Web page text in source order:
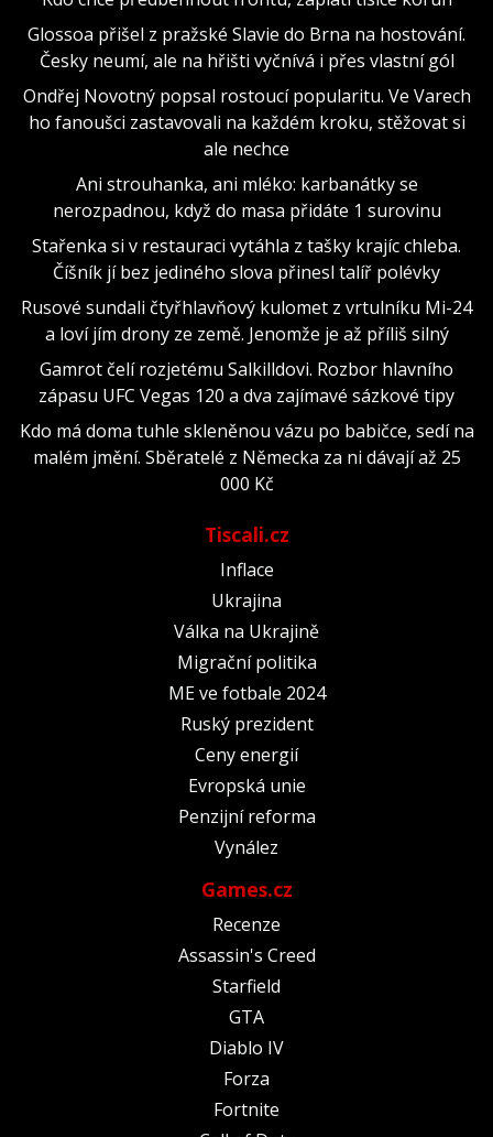
Glossoa přišel z pražské Slavie do Brna na hostování.
Česky neumí, ale na hřišti vyčnívá i přes vlastní gól
Ondřej Novotný popsal rostoucí popularitu. Ve Varech
ho fanoušci zastavovali na každém kroku, stěžovat si
ale nechce
Ani strouhanka, ani mléko: karbanátky se
nerozpadnou, když do masa přidáte 1 surovinu
Stařenka si v restauraci vytáhla z tašky krajíc chleba.
Číšník jí bez jediného slova přinesl talíř polévky
Rusové sundali čtyřhlavňový kulomet z vrtulníku Mi-24
a loví jím drony ze země. Jenomže je až příliš silný
Gamrot čelí rozjetému Salkilldovi. Rozbor hlavního
zápasu UFC Vegas 120 a dva zajímavé sázkové tipy
Kdo má doma tuhle skleněnou vázu po babičce, sedí na
malém jmění. Sběratelé z Německa za ni dávají až 25
000 Kč
Tiscali.cz
Inflace
Ukrajina
Válka na Ukrajině
Migrační politika
ME ve fotbale 2024
Ruský prezident
Ceny energií
Evropská unie
Penzijní reforma
Vynález
Games.cz
Recenze
Assassin's Creed
Starfield
GTA
Diablo IV
Forza
Fortnite